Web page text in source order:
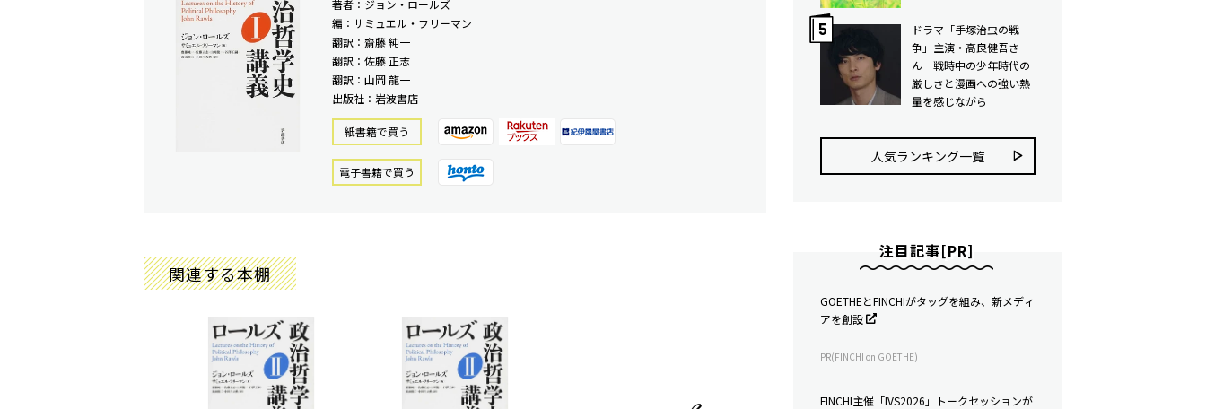
著者：ジョン・ロールズ
編：サミュエル・フリーマン
翻訳：齋藤 純一
翻訳：佐藤 正志
翻訳：山岡 龍一
出版社：岩波書店
紙書籍で買う
電⼦書籍で買う
関連する本棚
ドラマ「手塚治虫の戦
争」主演・高良健吾さ
ん 戦時中の少年時代の
厳しさと漫画への強い熱
量を感じながら
人気ランキング⼀覧
注目記事[PR]
GOETHEとFINCHIがタッグを組み、新メディ
アを創設
PR(FINCHI on GOETHE)
FINCHI主催「IVS2026」トークセッションが